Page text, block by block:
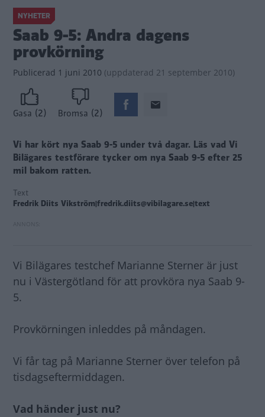
NYHETER
Saab 9-5: Andra dagens
provkörning
Publicerad 1 juni 2010 (uppdaterad 21 september 2010)
Gasa (2) Bromsa (2)
Vi har kört nya Saab 9-5 under två dagar. Läs vad Vi
Bilägares testförare tycker om nya Saab 9-5 efter 25
mil bakom ratten.
Text
Fredrik Diits Vikström|fredrik.diits@vibilagare.se|text
Vi Bilägares testchef Marianne Sterner är just
nu i Västergötland för att provköra nya Saab 9-
5.
Provkörningen inleddes på måndagen.
Vi får tag på Marianne Sterner över telefon på
tisdagseftermiddagen.
Vad händer just nu?